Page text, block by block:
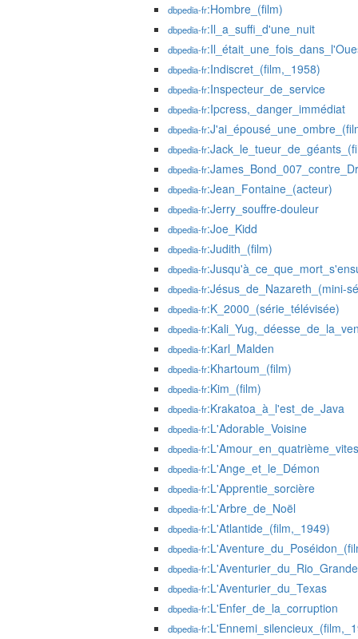
dbpedia-fr:Hombre_(film)
dbpedia-fr:Il_a_suffi_d'une_nuit
dbpedia-fr
dbpedia-fr:Indiscret_(film,_1958)
dbpedia-fr:Inspecteur_de_service
dbpedia-fr:Ipcress,_danger_immédiat
dbpedia-fr
dbpedia-fr
dbpedia-fr
dbpedia-fr:Jean_Fontaine_(acteur)
dbpedia-fr:Jerry_souffre-douleur
dbpedia-fr:Joe_Kidd
dbpedia-fr:Judith_(film)
dbpedia-fr
dbpedia-fr:Jésus_de_Nazareth_(mini-
dbpedia-fr:K_2000_(série_télévisée)
dbpedia-fr
dbpedia-fr:Karl_Malden
dbpedia-fr:Khartoum_(film)
dbpedia-fr:Kim_(film)
dbpedia-fr:Krakatoa_à_l'est_de_Java
dbpedia-fr:L'Adorable_Voisine
dbpedia-fr
dbpedia-fr:L'Ange_et_le_Démon
dbpedia-fr:L'Apprentie_sorcière
dbpedia-fr:L'Arbre_de_Noël
dbpedia-fr:L'Atlantide_(film,_1949)
dbpedia-fr
dbpedia-fr:L'Aventurier_du_Rio_Grande
dbpedia-fr:L'Aventurier_du_Texas
dbpedia-fr:L'Enfer_de_la_corruption
dbpedia-fr